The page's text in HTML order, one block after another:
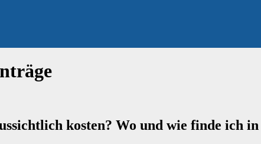
kosten? Wo und wie finde ich